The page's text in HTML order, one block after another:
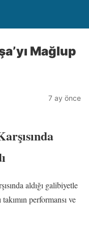
Mağlup
7 ay önce
aldığı galibiyetle
performansı ve